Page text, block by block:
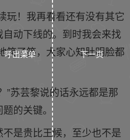
玩！我再看看还有没有其它
动下线的。到时我会来找
笑了笑，大家心知肚明脸都
”苏芸黎说的话永远都是那
题的关键。
是贵比王候，至少也不是
下一页
呼出菜单